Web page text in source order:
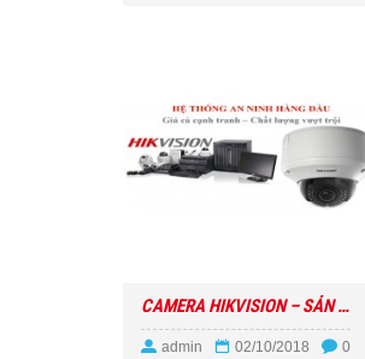
CAMERA HIKVISION – SẢN PHẨM BÁN CHẠY NHẤT TẠI CAMERA THIÊN MÃ
admin 02/10/2018 0